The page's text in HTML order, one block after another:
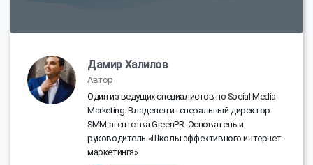
Дамир Халилов
Автор
Один из ведущих специалистов по Social Media
Marketing. Владелец и генеральный директор
SMM-агентства GreenPR. Основатель и
руководитель «Школы эффективного интернет-
маркетинга».